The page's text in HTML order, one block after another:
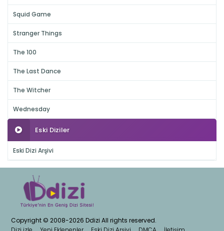
Squid Game
Stranger Things
The 100
The Last Dance
The Witcher
Wednesday
Eski Diziler
Eski Dizi Arşivi
Copyright © 2008-2026 Ddizi All rights reserved.